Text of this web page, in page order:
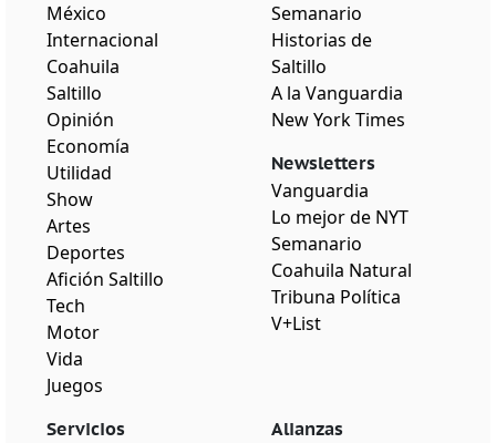
México
Internacional
Coahuila
Saltillo
Opinión
Economía
Utilidad
Show
Artes
Deportes
Afición Saltillo
Tech
Motor
Vida
Juegos
Semanario
Historias de
Saltillo
A la Vanguardia
New York Times
Newsletters
Vanguardia
Lo mejor de NYT
Semanario
Coahuila Natural
Tribuna Política
V+List
Servicios Alianzas